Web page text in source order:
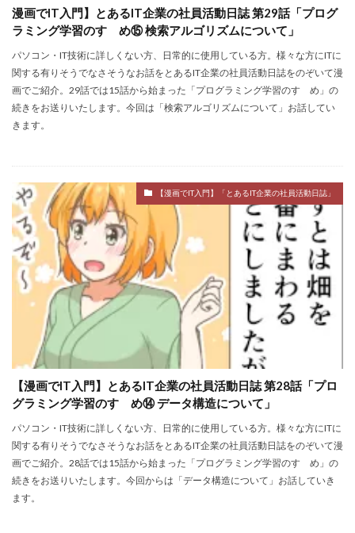
漫画でIT入門】とあるIT企業の社員活動日誌 第29話「プログ
ラミング学習のすゝめ⑮ 検索アルゴリズムについて」
パソコン・IT技術に詳しくない方、日常的に使用している方。様々な方にITに
関する有りそうでなさそうなお話をとあるIT企業の社員活動日誌をのぞいて漫
画でご紹介。29話では15話から始まった「プログラミング学習のすゝめ」の
続きをお送りいたします。今回は「検索アルゴリズムについて」お話してい
きます。
【漫画でIT入門】「とあるIT企業の社員活動日誌」
【漫画でIT入門】とあるIT企業の社員活動日誌 第28話「プロ
グラミング学習のすゝめ⑭ データ構造について」
パソコン・IT技術に詳しくない方、日常的に使用している方。様々な方にITに
関する有りそうでなさそうなお話をとあるIT企業の社員活動日誌をのぞいて漫
画でご紹介。28話では15話から始まった「プログラミング学習のすゝめ」の
続きをお送りいたします。今回からは「データ構造について」お話していき
ます。